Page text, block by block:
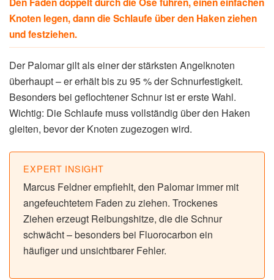
Knoten legen, dann die Schlaufe über den Haken ziehen
und festziehen.
Der Palomar gilt als einer der stärksten Angelknoten
überhaupt – er erhält bis zu 95 % der Schnurfestigkeit.
Besonders bei geflochtener Schnur ist er erste Wahl.
Wichtig: Die Schlaufe muss vollständig über den Haken
gleiten, bevor der Knoten zugezogen wird.
EXPERT INSIGHT
Marcus Feldner empfiehlt, den Palomar immer mit
angefeuchtetem Faden zu ziehen. Trockenes
Ziehen erzeugt Reibungshitze, die die Schnur
schwächt – besonders bei Fluorocarbon ein
häufiger und unsichtbarer Fehler.